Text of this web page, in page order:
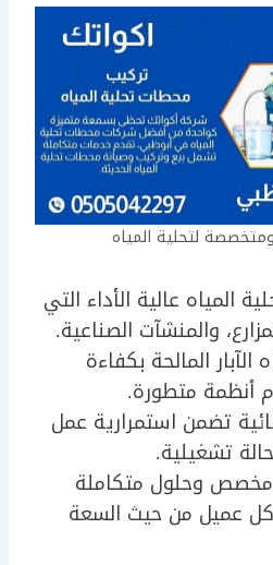
لتحلية المياه
المياه عالية الأداء التي
والمنشآت الصناعية.
المالحة بكفاءة
أنظمة متطورة.
تضمن استمرارية عمل
تشغيلية.
وحلول متكاملة
كل عميل من حيث السعة